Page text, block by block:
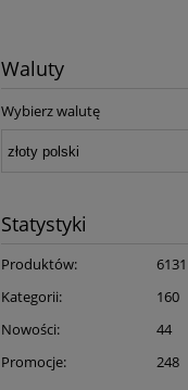
Waluty
Wybierz walutę
Statystyki
Produktów:
6131
Kategorii:
160
Nowości:
44
Promocje:
248